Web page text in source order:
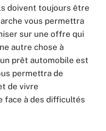
doivent toujours être
vous permettra
sur une offre qui
autre chose à
prêt automobile est
permettra de
de vivre
face à des difficultés